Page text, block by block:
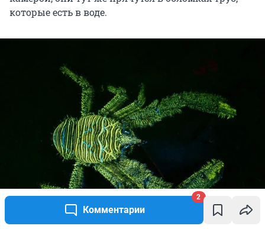
Комментарии
2
которые есть в воде.